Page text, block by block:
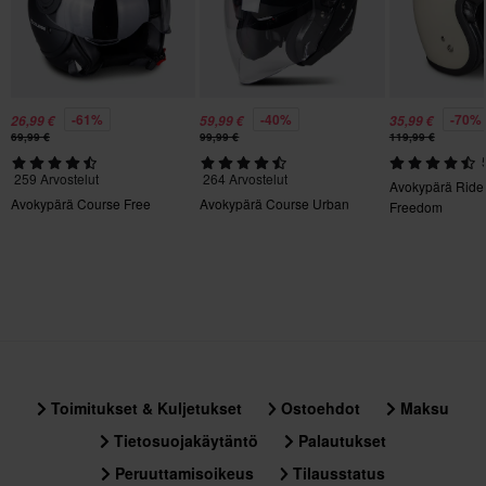
1350
Pinlock
Kiertovoimasuoja
Ei mitään
Materiaali
100% Polykarbonaatti
Paketin mitat
26,99 € -61%
69,99 €
259 Arvostelut
Avokypärä Course Free
59,99 € -40%
99,99 €
264 Arvostelut
Avokypärä Course Urban
35,99 € -70%
119,99 €
Avokypärä
Freedom
Toimitukset & Kuljetukset Ostoehdot
Maksu
Tietosuojakäytäntö
Palautukset
Peruuttamisoikeus
Tilausstatus